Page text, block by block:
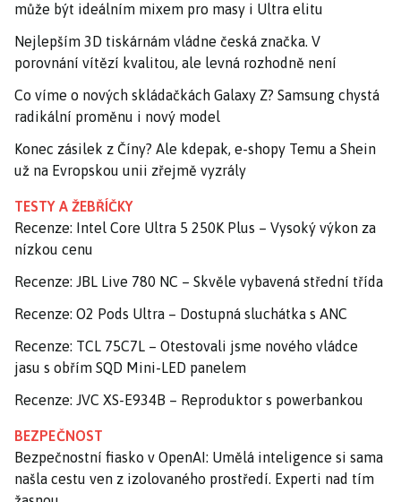
může být ideálním mixem pro masy i Ultra elitu
Nejlepším 3D tiskárnám vládne česká značka. V
porovnání vítězí kvalitou, ale levná rozhodně není
Co víme o nových skládačkách Galaxy Z? Samsung chystá
radikální proměnu i nový model
Konec zásilek z Číny? Ale kdepak, e-shopy Temu a Shein
už na Evropskou unii zřejmě vyzrály
TESTY A ŽEBŘÍČKY
Recenze: Intel Core Ultra 5 250K Plus – Vysoký výkon za
nízkou cenu
Recenze: JBL Live 780 NC – Skvěle vybavená střední třída
Recenze: O2 Pods Ultra – Dostupná sluchátka s ANC
Recenze: TCL 75C7L – Otestovali jsme nového vládce
jasu s obřím SQD Mini-LED panelem
Recenze: JVC XS-E934B – Reproduktor s powerbankou
BEZPEČNOST
Bezpečnostní fiasko v OpenAI: Umělá inteligence si sama
našla cestu ven z izolovaného prostředí. Experti nad tím